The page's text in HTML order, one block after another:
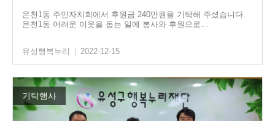
온천1동 주민자치회에서 후원금 240만원을 기탁해 주셨습니다.
온천1동 어려운 이웃을 돕는 일에 봉사와 후원으로…
유성행복누리 2022-12-15
기탁행사